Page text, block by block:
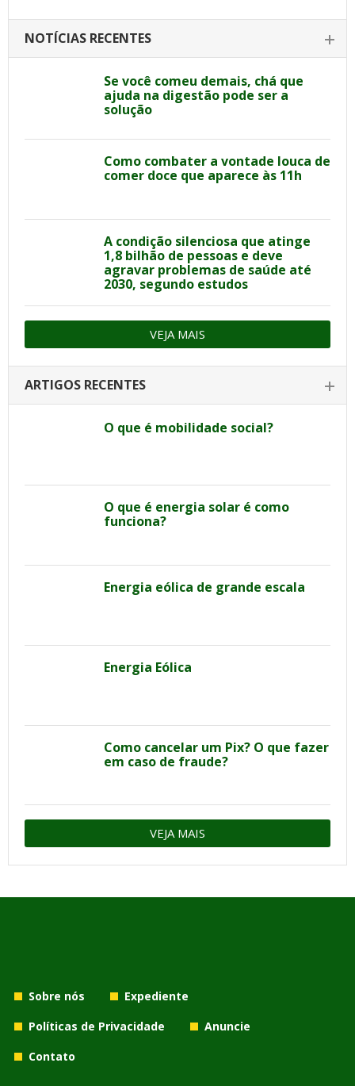
NOTÍCIAS RECENTES
Se você comeu demais, chá que
ajuda na digestão pode ser a
solução
Como combater a vontade louca de
comer doce que aparece às 11h
A condição silenciosa que atinge
1,8 bilhão de pessoas e deve
agravar problemas de saúde até
2030, segundo estudos
VEJA MAIS
ARTIGOS RECENTES
O que é mobilidade social?
O que é energia solar é como
funciona?
Energia eólica de grande escala
Energia Eólica
Como cancelar um Pix? O que fazer
em caso de fraude?
VEJA MAIS
Sobre nós
Expediente
Políticas de Privacidade
Anuncie
Contato